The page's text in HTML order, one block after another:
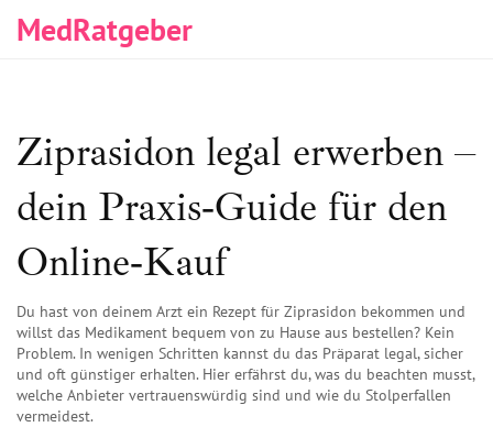
MedRatgeber
Ziprasidon legal erwerben –
dein Praxis‑Guide für den
Online‑Kauf
Du hast von deinem Arzt ein Rezept für Ziprasidon bekommen und
willst das Medikament bequem von zu Hause aus bestellen? Kein
Problem. In wenigen Schritten kannst du das Präparat legal, sicher
und oft günstiger erhalten. Hier erfährst du, was du beachten musst,
welche Anbieter vertrauenswürdig sind und wie du Stolperfallen
vermeidest.